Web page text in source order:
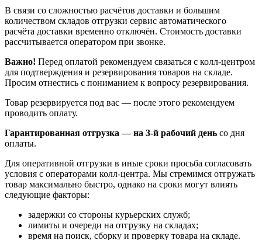
В связи со сложностью расчётов доставки и большим
количеством складов отгрузки сервис автоматического
расчёта доставки временно отключён. Стоимость доставки
рассчитывается оператором при звонке.
Важно! Перед оплатой рекомендуем связаться с колл‑центром
для подтверждения и резервирования товаров на складе.
Просим отнестись с пониманием к вопросу резервирования.
Товар резервируется под вас — после этого рекомендуем
проводить оплату.
Гарантированная отгрузка — на 3‑й рабочий день со дня
оплаты.
Для оперативной отгрузки в иные сроки просьба согласовать
условия с операторами колл‑центра. Мы стремимся отгружать
товар максимально быстро, однако на сроки могут влиять
следующие факторы:
задержки со стороны курьерских служб;
лимиты и очереди на отгрузку на складах;
время на поиск, сборку и проверку товара на складе.